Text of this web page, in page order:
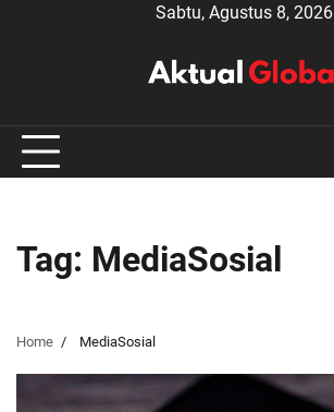
Sabtu, Agustus 8, 2026
Tag: MediaSosial
Home MediaSosial